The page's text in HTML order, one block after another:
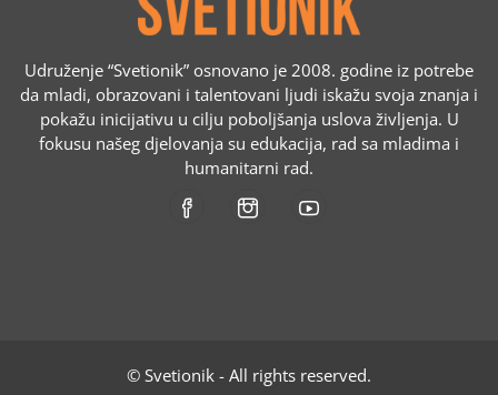
Udruženje “Svetionik” osnovano je 2008. godine iz potrebe
da mladi, obrazovani i talentovani ljudi iskažu svoja znanja i
pokažu inicijativu u cilju poboljšanja uslova življenja. U
fokusu našeg djelovanja su edukacija, rad sa mladima i
humanitarni rad.
© Svetionik - All rights reserved.